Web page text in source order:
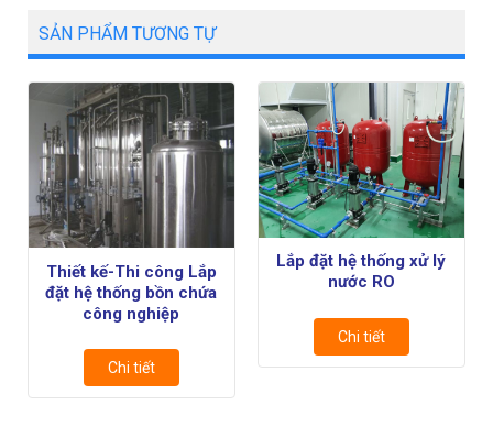
SẢN PHẨM TƯƠNG TỰ
Thiết kế-Thi công Lắp
đặt hệ thống bồn chứa
công nghiệp
Chi tiết
Lắp đặt hệ thống xử lý
nước RO
Chi tiết